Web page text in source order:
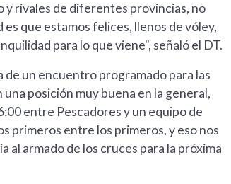
y rivales de diferentes provincias, no
que estamos felices, llenos de vóley,
para lo que viene", señaló el DT.
de un encuentro programado para las
posición muy buena en la general,
entre Pescadores y un equipo de
primeros entre los primeros, y eso nos
armado de los cruces para la próxima